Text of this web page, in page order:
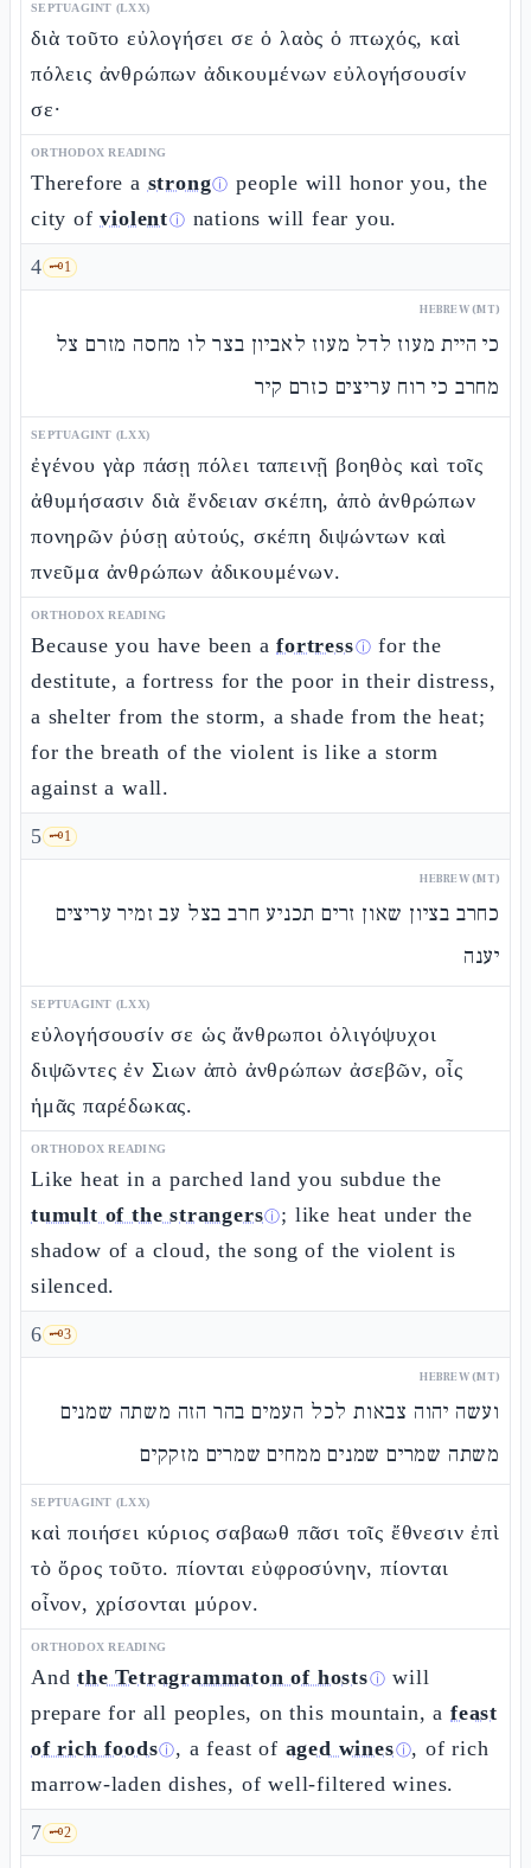
SEPTUAGINT (LXX)
διὰ τοῦτο εὐλογήσει σε ὁ λαὸς ὁ πτωχός, καὶ
πόλεις ἀνθρώπων ἀδικουμένων εὐλογήσουσίν
σε·
ORTHODOX READING
Therefore a strongⓘ people will honor you, the
city ofviolentⓘ nations will fear you.
4 🗝️1
HEBREW (MT)
כי היית מעוז לדל מעוז לאביון בצר לו מחסה מזרם צל
מחרב כי רוח עריצים כזרם קיר
SEPTUAGINT (LXX)
ἐγένου γὰρ πάσῃ πόλει ταπεινῇ βοηθὸς καὶ τοῖς
ἀθυμήσασιν διὰ ἔνδειαν σκέπη, ἀπὸ ἀνθρώπων
πονηρῶν ῥύσῃ αὐτούς, σκέπη διψώντων καὶ
πνεῦμα ἀνθρώπων ἀδικουμένων.
ORTHODOX READING
Because you have been afortressⓘ for the
destitute, a fortress for the poor in their distress,
a shelter from the storm, a shade from the heat;
for the breath of the violent is like a storm
against a wall.
5 🗝️1
HEBREW (MT)
כחרב בציון שאון זרים תכניע חרב בצל עב זמיר עריצים
יענה
SEPTUAGINT (LXX)
εὐλογήσουσίν σε ὡς ἄνθρωποι ὀλιγόψυχοι
διψῶντες ἐν Σιων ἀπὸ ἀνθρώπων ἀσεβῶν, οἷς
ἡμᾶς παρέδωκας.
ORTHODOX READING
Like heat in a parched land you subdue the
tumult of the strangersⓘ; like heat under the
shadow of a cloud, the song of the violent is
silenced.
6 🗝️3
HEBREW (MT)
ועשה יהוה צבאות לכל העמים בהר הזה משתה שמנים
משתה שמרים שמנים ממחים שמרים מזקקים
SEPTUAGINT (LXX)
καὶ ποιήσει κύριος σαβαωθ πᾶσι τοῖς ἔθνεσιν ἐπὶ
τὸ ὄρος τοῦτο. πίονται εὐφροσύνην, πίονται
οἶνον, χρίσονται μύρον.
ORTHODOX READING
Andthe Tetragrammaton of hostsⓘ will
prepare for all peoples, on this mountain, a feast
of rich foodsⓘ, a feast of aged winesⓘ, of rich
marrow-laden dishes, of well-filtered wines.
7 🗝️2